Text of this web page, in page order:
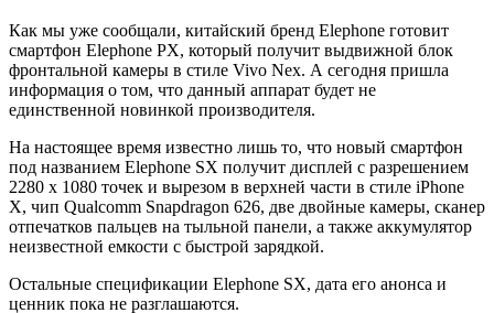
Как мы уже сообщали, китайский бренд Elephone готовит
смартфон Elephone PX, который получит выдвижной блок
фронтальной камеры в стиле Vivo Nex. А сегодня пришла
информация о том, что данный аппарат будет не
единственной новинкой производителя.
На настоящее время известно лишь то, что новый смартфон
под названием Elephone SX получит дисплей с разрешением
2280 х 1080 точек и вырезом в верхней части в стиле iPhone
X, чип Qualcomm Snapdragon 626, две двойные камеры, сканер
отпечатков пальцев на тыльной панели, а также аккумулятор
неизвестной емкости с быстрой зарядкой.
Остальные спецификации Elephone SX, дата его анонса и
ценник пока не разглашаются.